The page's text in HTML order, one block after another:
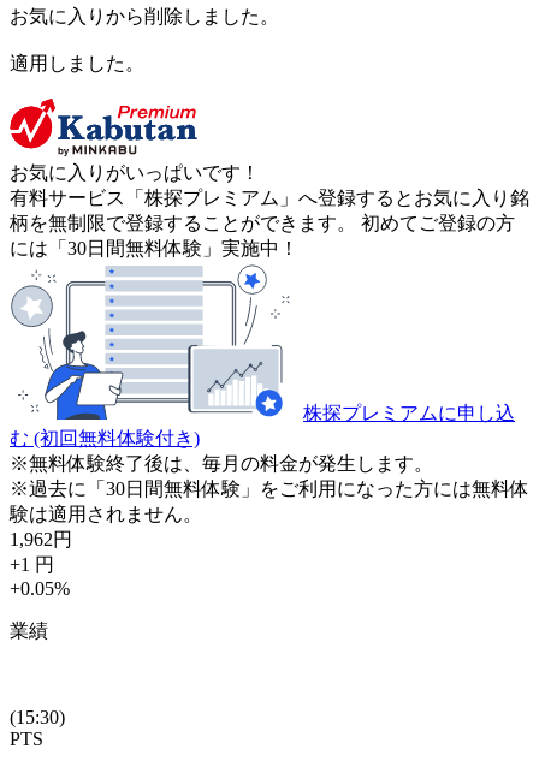
お気に入りから削除しました。
適用しました。
お気に入りがいっぱいです！
有料サービス「株探プレミアム」へ登録するとお気に入り銘
柄を無制限で登録することができます。 初めてご登録の方
には「30日間無料体験」実施中！
株探プレミアムに申し込
む (初回無料体験付き)
※無料体験終了後は、毎月の料金が発生します。
※過去に「30日間無料体験」をご利用になった方には無料体
験は適用されません。
1,962円
+1 円
+0.05%
業績
(15:30)
PTS